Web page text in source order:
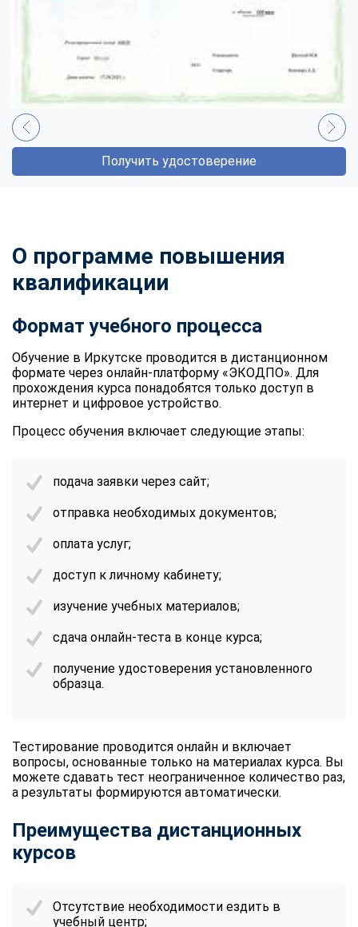
Получить удостоверение
О программе повышения
квалификации
Формат учебного процесса
Обучение в Иркутске проводится в дистанционном
формате через онлайн-платформу «ЭКОДПО». Для
прохождения курса понадобятся только доступ в
интернет и цифровое устройство.
Процесс обучения включает следующие этапы:
подача заявки через сайт;
отправка необходимых документов;
оплата услуг;
доступ к личному кабинету;
изучение учебных материалов;
сдача онлайн-теста в конце курса;
получение удостоверения установленного
образца.
Тестирование проводится онлайн и включает
вопросы, основанные только на материалах курса. Вы
можете сдавать тест неограниченное количество раз,
а результаты формируются автоматически.
Преимущества дистанционных
курсов
Отсутствие необходимости ездить в
учебный центр;